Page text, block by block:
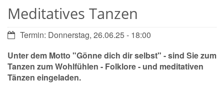
Meditatives Tanzen
Datum:Termin: Donnerstag, 26.06.25 - 18:00
Unter dem Motto "Gönne dich dir selbst" - sind Sie zum
Tanzen zum Wohlfühlen - Folklore - und meditativen
Tänzen eingeladen.